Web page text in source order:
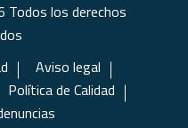
Todos los derechos
Aviso legal
Política de Calidad